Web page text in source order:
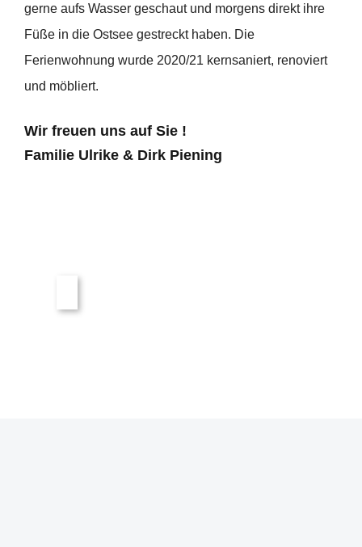
gerne aufs Wasser geschaut und morgens direkt ihre
Füße in die Ostsee gestreckt haben. Die
Ferienwohnung wurde 2020/21 kernsaniert, renoviert
und möbliert.
Wir freuen uns auf Sie !
Familie Ulrike & Dirk Piening